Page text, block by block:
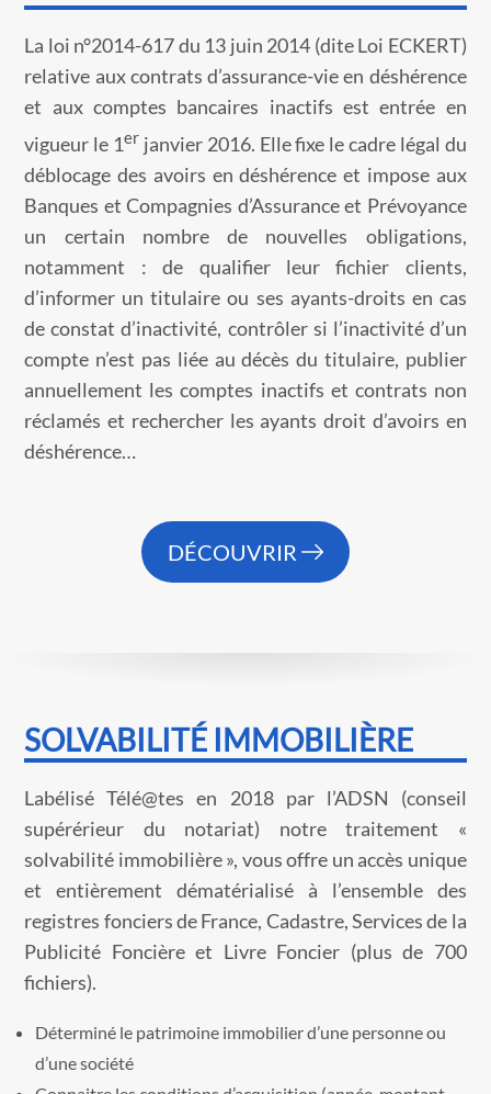
La loi n°2014-617 du 13 juin 2014 (dite Loi ECKERT)
relative aux contrats d’assurance-vie en déshérence
et aux comptes bancaires inactifs est entrée en
vigueur le 1er janvier 2016. Elle fixe le cadre légal du
déblocage des avoirs en déshérence et impose aux
Banques et Compagnies d’Assurance et Prévoyance
un certain nombre de nouvelles obligations,
notamment : de qualifier leur fichier clients,
d’informer un titulaire ou ses ayants-droits en cas
de constat d’inactivité, contrôler si l’inactivité d’un
compte n’est pas liée au décès du titulaire, publier
annuellement les comptes inactifs et contrats non
réclamés et rechercher les ayants droit d’avoirs en
déshérence…
DÉCOUVRIR
SOLVABILITÉ IMMOBILIÈRE
Labélisé Télé@tes en 2018 par l’ADSN (conseil
supérérieur du notariat) notre traitement «
solvabilité immobilière », vous offre un accès unique
et entièrement dématérialisé à l’ensemble des
registres fonciers de France, Cadastre, Services de la
Publicité Foncière et Livre Foncier (plus de 700
fichiers).
Déterminé le patrimoine immobilier d’une personne ou
d’une société